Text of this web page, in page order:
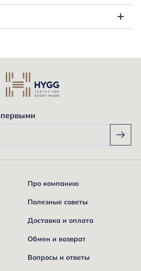
первыми
Про компанию
Полезные советы
Доставка и оплата
Обмен и возврат
Вопросы и ответы